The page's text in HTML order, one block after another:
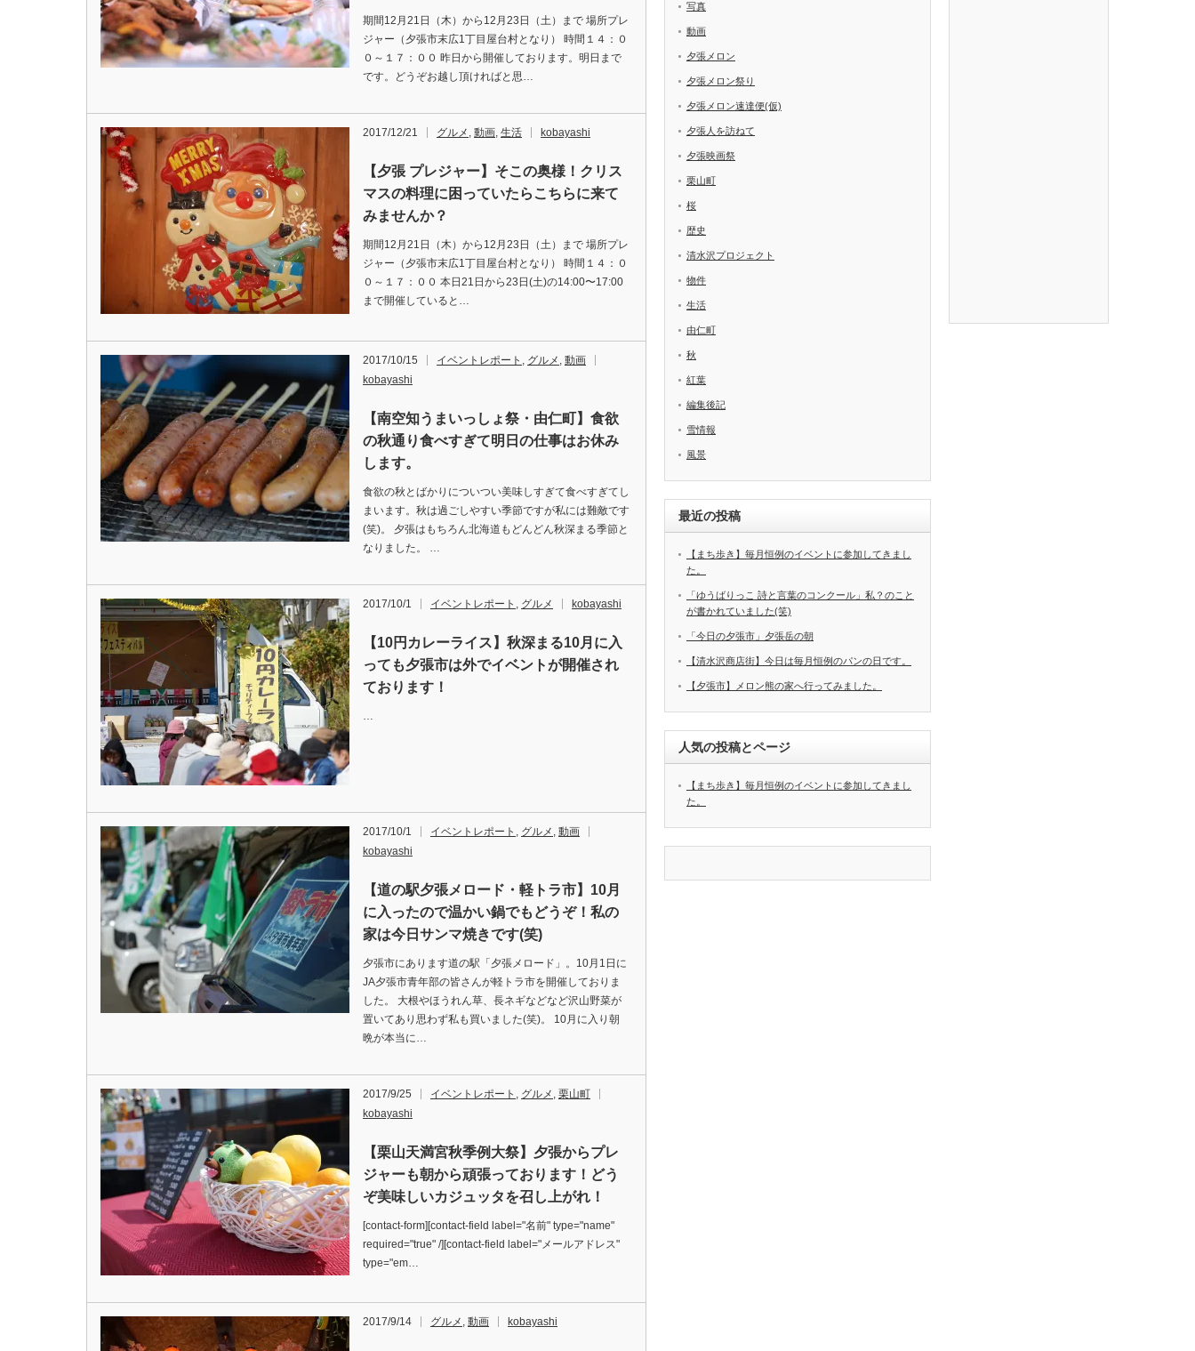
期間12月21日（木）から12月23日（土）まで 場所プレ
ジャー（夕張市末広1丁目屋台村となり） 時間１４：０
０～１７：００ 昨日から開催しております。明日まで
です。どうぞお越し頂ければと思…
2017/12/21 グルメ , 動画, 生活 kobayashi
【夕張 プレジャー】そこの奥様！クリス
マスの料理に困っていたらこちらに来て
みませんか？
期間12月21日（木）から12月23日（土）まで 場所プレ
ジャー（夕張市末広1丁目屋台村となり） 時間１４：０
０～１７：００ 本日21日から23日(土)の14:00〜17:00
まで開催していると…
2017/10/15 イベントレポート , グルメ , 動画
kobayashi
【南空知うまいっしょ祭・由仁町】食欲
の秋通り食べすぎて明日の仕事はお休み
します。
食欲の秋とばかりについつい美味しすぎて食べすぎてし
まいます。秋は過ごしやすい季節ですが私には難敵です
(笑)。 夕張はもちろん北海道もどんどん秋深まる季節と
なりました。 …
2017/10/1 イベントレポート , グルメ kobayashi
【10円カレーライス】秋深まる10月に入
っても夕張市は外でイベントが開催され
ております！
…
2017/10/1 イベントレポート , グルメ , 動画
kobayashi
【道の駅夕張メロード・軽トラ市】10月
に入ったので温かい鍋でもどうぞ！私の
家は今日サンマ焼きです(笑)
夕張市にあります道の駅「夕張メロード」。10月1日に
JA夕張市青年部の皆さんが軽トラ市を開催しておりま
した。 大根やほうれん草、長ネギなどなど沢山野菜が
置いてあり思わず私も買いました(笑)。 10月に入り朝
晩が本当に…
2017/9/25 イベントレポート , グルメ , 栗山町
kobayashi
【栗山天満宮秋季例大祭】夕張からプレ
ジャーも朝から頑張っております！どう
ぞ美味しいカジュッタを召し上がれ！
[contact-form][contact-field label="名前" type="name"
required="true" /][contact-field label="メールアドレス"
type="em…
2017/9/14 グルメ , 動画 kobayashi
写真
動画
夕張メロン
夕張メロン祭り
夕張メロン速達便(仮)
夕張人を訪ねて
夕張映画祭
栗山町
桜
歴史
清水沢プロジェクト
物件
生活
由仁町
秋
紅葉
編集後記
雪情報
風景
最近の投稿
【まち歩き】毎月恒例のイベントに参加してきまし
た。
「ゆうばりっこ 詩と言葉のコンクール」私？のこと
が書かれていました(笑)
「今日の夕張市」夕張岳の朝
【清水沢商店街】今日は毎月恒例のパンの日です。
【夕張市】メロン熊の家へ行ってみました。
人気の投稿とページ
【まち歩き】毎月恒例のイベントに参加してきまし
た。